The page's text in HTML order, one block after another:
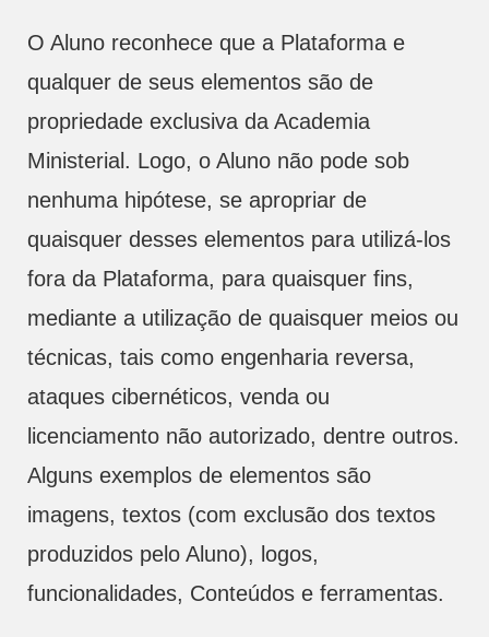
O Aluno reconhece que a Plataforma e
qualquer de seus elementos são de
propriedade exclusiva da Academia
Ministerial. Logo, o Aluno não pode sob
nenhuma hipótese, se apropriar de
quaisquer desses elementos para utilizá-los
fora da Plataforma, para quaisquer fins,
mediante a utilização de quaisquer meios ou
técnicas, tais como engenharia reversa,
ataques cibernéticos, venda ou
licenciamento não autorizado, dentre outros.
Alguns exemplos de elementos são
imagens, textos (com exclusão dos textos
produzidos pelo Aluno), logos,
funcionalidades, Conteúdos e ferramentas.